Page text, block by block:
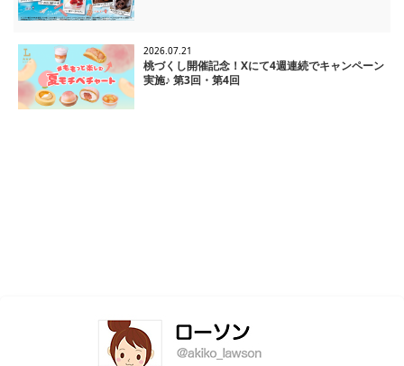
2026.07.21
桃づくし開催記念！Xにて4週連続でキャンペーン
実施♪ 第3回・第4回